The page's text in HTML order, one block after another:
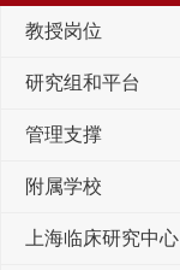
教授岗位
研究组和平台
管理支撑
附属学校
上海临床研究中心